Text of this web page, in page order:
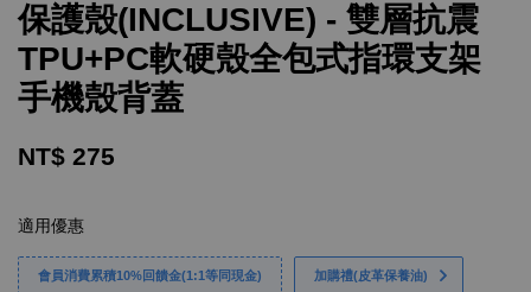
保護殼(INCLUSIVE) - 雙層抗震
TPU+PC軟硬殼全包式指環支架
手機殼背蓋
NT$ 275
適用優惠
會員消費累積10%回饋金(1:1等同現金) 加購禮(皮革保養油)